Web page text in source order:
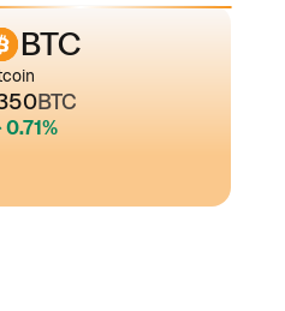
BTC
BTC
0.71%